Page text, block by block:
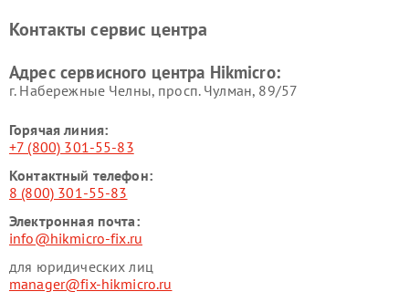
Контакты сервис центра
Адрес сервисного центра Hikmicro:
г. Набережные Челны, просп. Чулман, 89/57
Горячая линия:
+7 (800) 301-55-83
Контактный телефон:
8 (800) 301-55-83
Электронная почта:
info@hikmicro-fix.ru
для юридических лиц
manager@fix-hikmicro.ru